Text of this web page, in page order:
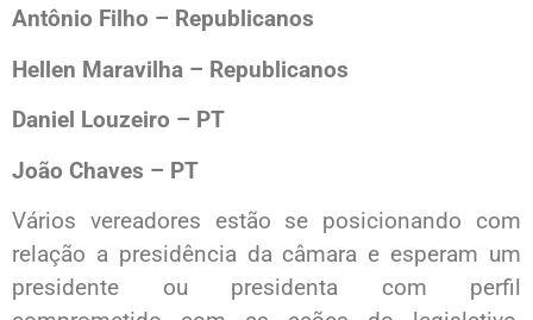
Antônio Filho – Republicanos
Hellen Maravilha – Republicanos
Daniel Louzeiro – PT
João Chaves – PT
Vários vereadores estão se posicionando com
relação a presidência da câmara e esperam um
presidente ou presidenta com perfil